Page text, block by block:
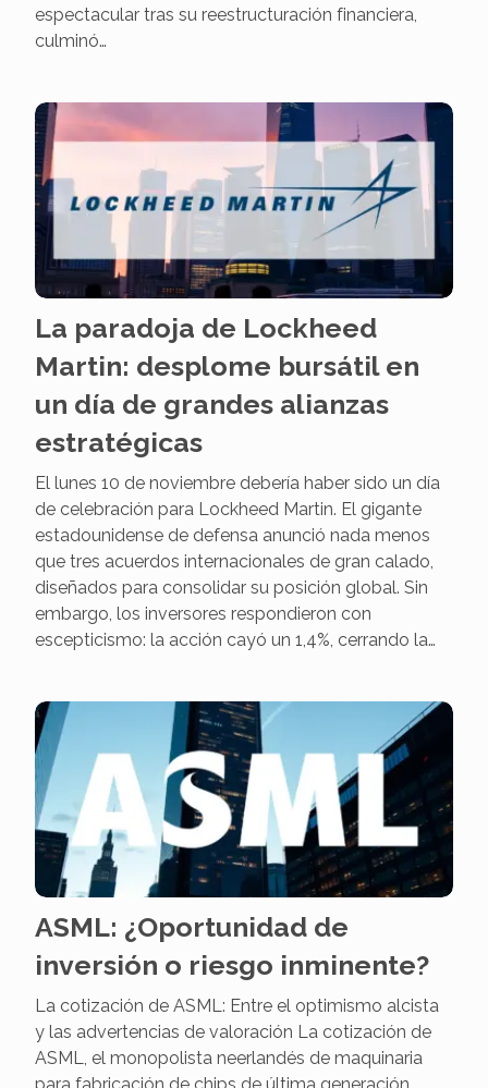
espectacular tras su reestructuración financiera,
culminó…
La paradoja de Lockheed
Martin: desplome bursátil en
un día de grandes alianzas
estratégicas
El lunes 10 de noviembre debería haber sido un día
de celebración para Lockheed Martin. El gigante
estadounidense de defensa anunció nada menos
que tres acuerdos internacionales de gran calado,
diseñados para consolidar su posición global. Sin
embargo, los inversores respondieron con
escepticismo: la acción cayó un 1,4%, cerrando la…
ASML: ¿Oportunidad de
inversión o riesgo inminente?
La cotización de ASML: Entre el optimismo alcista
y las advertencias de valoración La cotización de
ASML, el monopolista neerlandés de maquinaria